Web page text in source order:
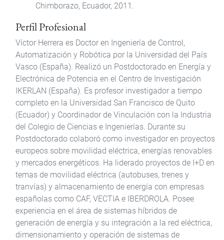
Chimborazo, Ecuador, 2011.
Perfil Profesional
Víctor Herrera es Doctor en Ingeniería de Control,
Automatización y Robótica por la Universidad del País
Vasco (España). Realizó un Postdoctorado en Energía y
Electrónica de Potencia en el Centro de Investigación
IKERLAN (España). Es profesor investigador a tiempo
completo en la Universidad San Francisco de Quito
(Ecuador) y Coordinador de Vinculación con la Industria
del Colegio de Ciencias e Ingenierías. Durante su
Postdoctorado colaboró como investigador en proyectos
europeos sobre movilidad eléctrica, energías renovables
y mercados energéticos. Ha liderado proyectos de I+D en
temas de movilidad eléctrica (autobuses, trenes y
tranvías) y almacenamiento de energía con empresas
españolas como CAF, VECTIA e IBERDROLA. Posee
experiencia en el área de sistemas híbridos de
generación de energía y su integración a la red eléctrica,
dimensionamiento y operación de sistemas de